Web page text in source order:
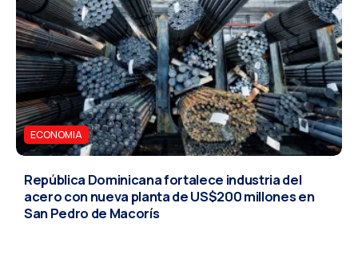
ECONOMIA
República Dominicana fortalece industria del
acero con nueva planta de US$200 millones en
San Pedro de Macorís